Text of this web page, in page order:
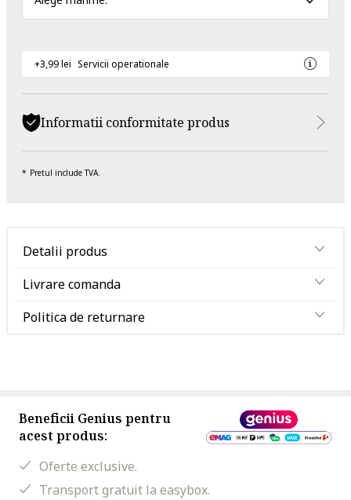
+3,99 lei Servicii operationale
Informatii conformitate produs
Pretul include TVA.
Detalii produs
Livrare comanda
Politica de returnare
Beneficii Genius pentru
acest produs:
Oferte exclusive.
Transport gratuit la easybox.